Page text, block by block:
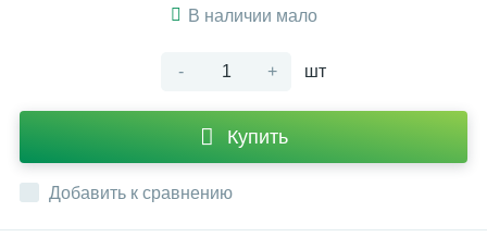
В наличии мало
- + шт
Купить
Добавить к сравнению